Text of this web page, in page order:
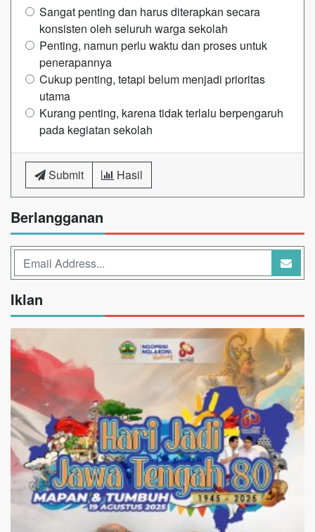
Sangat penting dan harus diterapkan secara
konsisten oleh seluruh warga sekolah
Penting, namun perlu waktu dan proses untuk
penerapannya
Cukup penting, tetapi belum menjadi prioritas
utama
Kurang penting, karena tidak terlalu berpengaruh
pada kegiatan sekolah
Submit Hasil
Berlangganan
Iklan